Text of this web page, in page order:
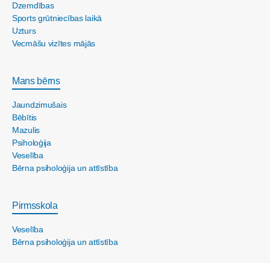
Dzemdības
Sports grūtniecības laikā
Uzturs
Vecmāšu vizītes mājās
Mans bērns
Jaundzimušais
Bēbītis
Mazulis
Psiholoģija
Veselība
Bērna psiholoģija un attīstība
Pirmsskola
Veselība
Bērna psiholoģija un attīstība